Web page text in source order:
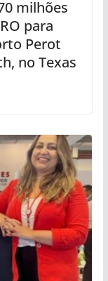
milhões
para
Perot
no Texas